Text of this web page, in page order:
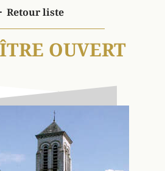
Retour liste
OUVERT